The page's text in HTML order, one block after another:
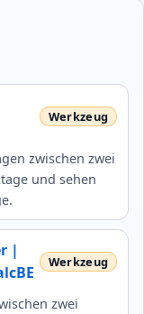
zwischen zwei
und sehen
|
zwei